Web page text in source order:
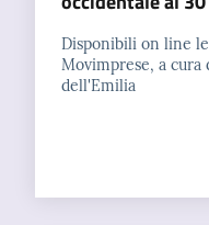
l'impresa
Disponibili on line
Movimprese, a cura
dell'Emilia